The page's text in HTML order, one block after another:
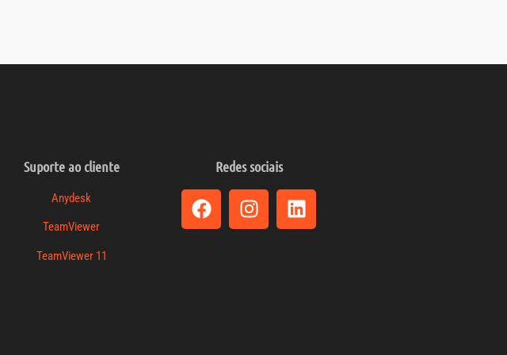
Suporte ao cliente
Anydesk
TeamViewer
TeamViewer 11
Redes sociais